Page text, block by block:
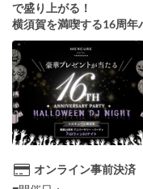
で盛り上がる！
横須賀を満喫する16周年
オンライン事前決済